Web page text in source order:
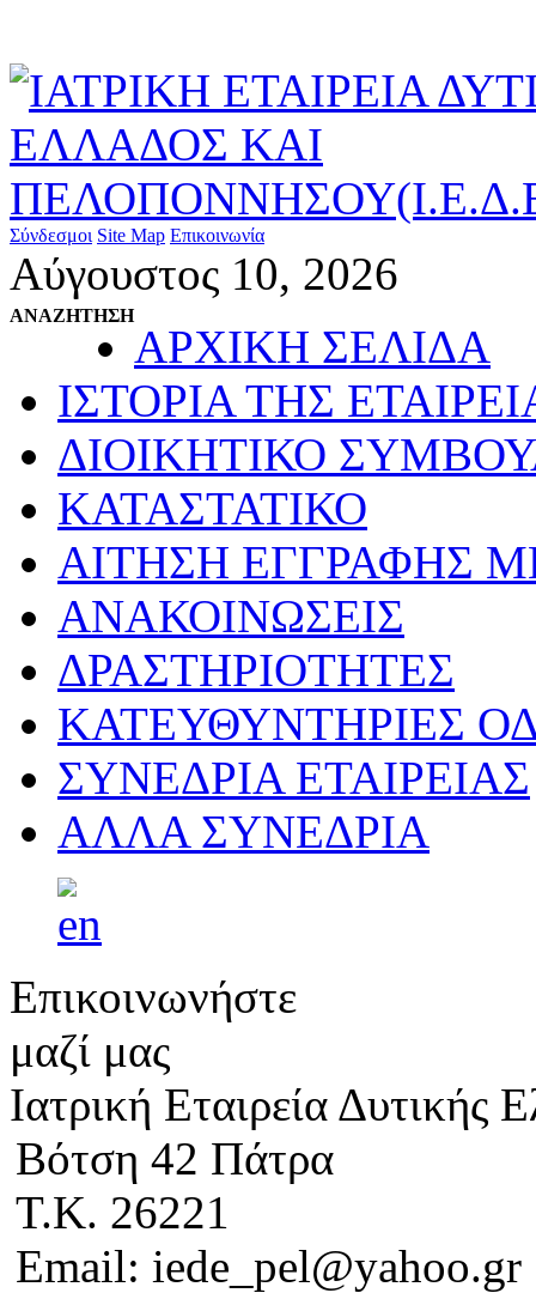
Σύνδεσμοι Site Map Επικοινωνία
Αύγουστος 10, 2026
ΑΝΑΖΗΤΗΣΗ
ΑΡΧΙΚΗ ΣΕΛΙΔΑ
ΙΣΤΟΡΙΑ ΤΗΣ
ΔΙΟΙΚΗΤΙΚΟ
ΚΑΤΑΣΤΑΤΙΚΟ
ΑΙΤΗΣΗ ΕΓΓΡΑΦΗΣ
ΑΝΑΚΟΙΝΩΣΕΙΣ
ΔΡΑΣΤΗΡΙΟΤΗΤΕΣ
ΚΑΤΕΥΘΥΝΤΗΡΙΕΣ
ΣΥΝΕΔΡΙΑ ΕΤΑΙΡΕΙΑΣ
ΑΛΛΑ ΣΥΝΕΔΡΙΑ
Επικοινωνήστε
μαζί μας
Ιατρική Εταιρεία
Βότση 42 Πάτρα
Τ.Κ. 26221
Email: iede_pel@yahoo.gr